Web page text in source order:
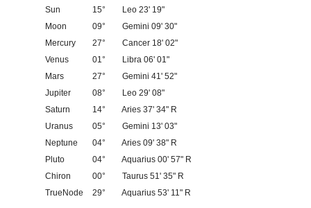
Sun 15°
Leo 23' 19"
Moon
09°
Gemini 09' 30"
Mercury
27°
Cancer 18' 02"
Venus
01°
Libra 06' 01"
Mars
27°
Gemini 41' 52"
Jupiter
08°
Leo 29' 08"
Saturn
14°
Aries 37' 34" R
Uranus
05°
Gemini 13' 03"
Neptune
04°
Aries 09' 38" R
Pluto
04°
Aquarius 00' 57" R
Chiron
00°
Taurus 51' 35" R
TrueNode
29° Aquarius 53' 11" R